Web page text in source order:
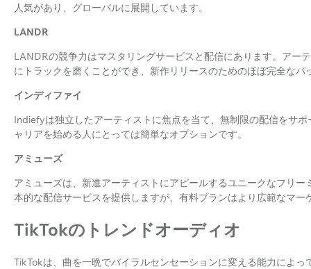
人気があり、グローバルに展開しています。
LANDR
LANDRの競争力はマスタリングサービスと配信にあります。アー
にトラックを磨くことができ、新作リリースのためのほぼ完全なパ
インディファイ
Indiefyは独立したアーティストに焦点を当て、無制限の配信をサ
ャリアを始める人にとっては簡単なオプションです。
アミューズ
アミューズは、新進アーティストにアピールするユニークなフリ
本的な配信サービスを提供しますが、有料プランはより広範なマ
TikTokのトレンドオーディオ
TikTokは、曲を一晩でバイラルセンセーションに変える能力によ